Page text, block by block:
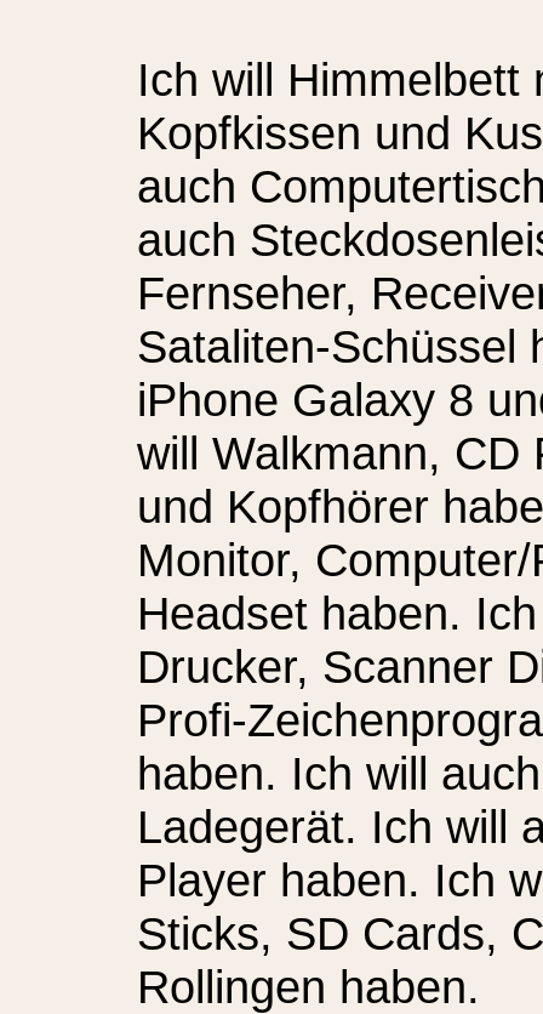
Ich will Himmelbett
Kopfkissen und
auch
auch
Fernseher,
Sataliten-Schüssel
iPhone Galaxy 8
will Walkmann, CD
und Kopfhörer
Monitor,
Headset haben.
Drucker, Scanner
Profi-
haben. Ich will
Ladegerät. Ich will
Player haben. Ich
Sticks, SD Cards,
Rollingen haben.